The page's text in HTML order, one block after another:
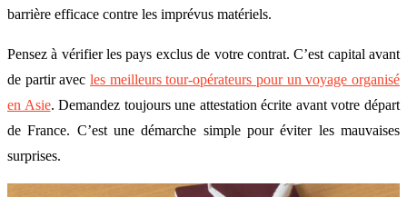
barrière efficace contre les imprévus matériels.
Pensez à vérifier les pays exclus de votre contrat. C’est capital avant
de partir avec les meilleurs tour-opérateurs pour un voyage organisé
en Asie. Demandez toujours une attestation écrite avant votre départ
de France. C’est une démarche simple pour éviter les mauvaises
surprises.